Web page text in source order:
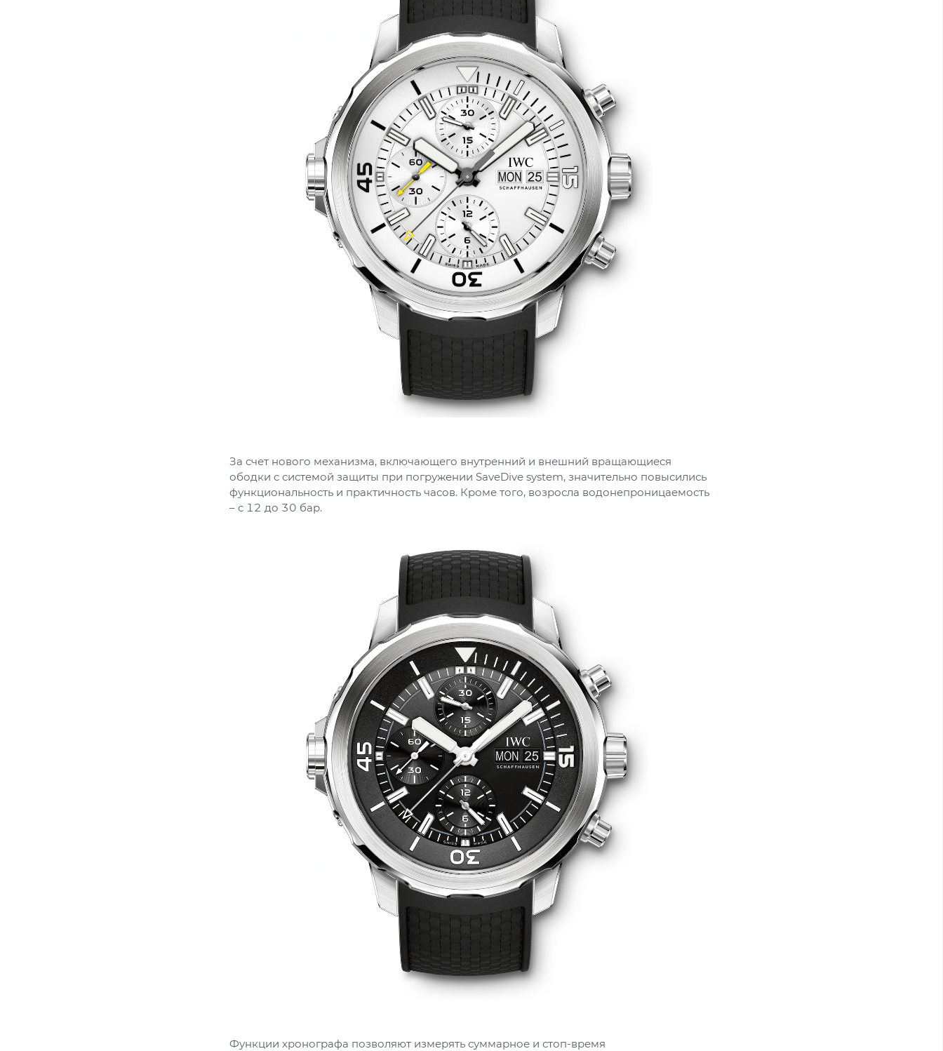
За счет нового механизма, включающего внутренний и внешний вращающиеся
ободки с системой защиты при погружении SaveDive system, значительно повысились
функциональность и практичность часов. Кроме того, возросла водонепроницаемость
– с 12 до 30 бар.
Функции хронографа позволяют измерять суммарное и стоп-время